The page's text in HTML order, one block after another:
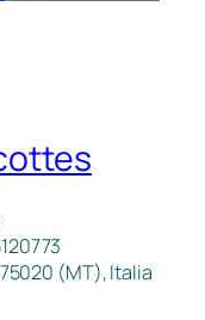
(MT), Italia